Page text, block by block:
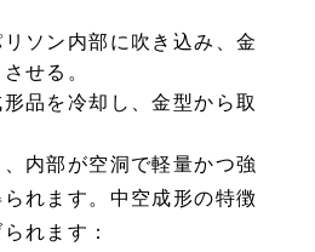
リソン内部に吹き込み、金
せる。
形品を冷却し、金型から取
内部が空洞で軽量かつ強
れます。中空成形の特徴
れます：